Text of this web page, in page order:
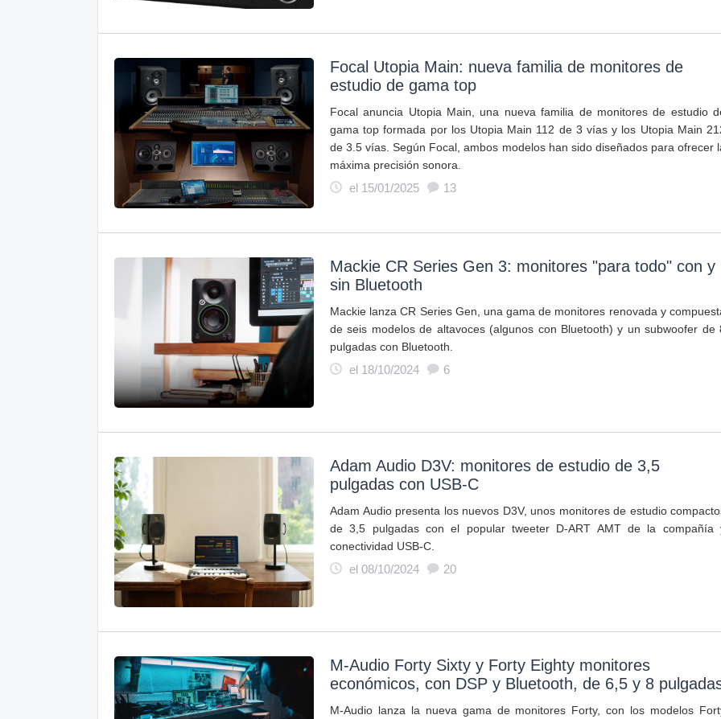
Focal Utopia Main: nueva familia de monitores de
estudio de gama top
Focal anuncia Utopia Main, una nueva familia de monitores de estudio
gama top formada por los Utopia Main 112 de 3 vías y los Utopia Main
de 3.5 vías. Según Focal, ambos modelos han sido diseñados para ofrecer
máxima precisión sonora.
el 15/01/2025
13
Mackie CR Series Gen 3: monitores "para todo" con y
sin Bluetooth
Mackie lanza CR Series Gen, una gama de monitores renovada y
de seis modelos de altavoces (algunos con Bluetooth) y un subwoofer de
pulgadas con Bluetooth.
el 18/10/2024
6
Adam Audio D3V: monitores de estudio de 3,5
pulgadas con USB-C
Adam Audio presenta los nuevos D3V, unos monitores de estudio
de 3,5 pulgadas con el popular tweeter D-ART AMT de la compañía
conectividad USB-C.
el 08/10/2024
20
M-Audio Forty Sixty y Forty Eighty monitores
económicos, con DSP y Bluetooth, de 6,5 y 8
M-Audio lanza la nueva gama de monitores Forty, con los modelos